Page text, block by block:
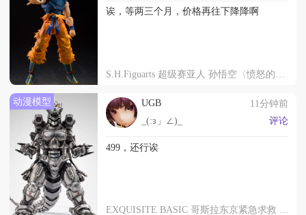
诶，等两三个月，价格再往下降降啊
动漫模型 UGB
11分钟前
_(:з」∠)_
评论
499，还行诶